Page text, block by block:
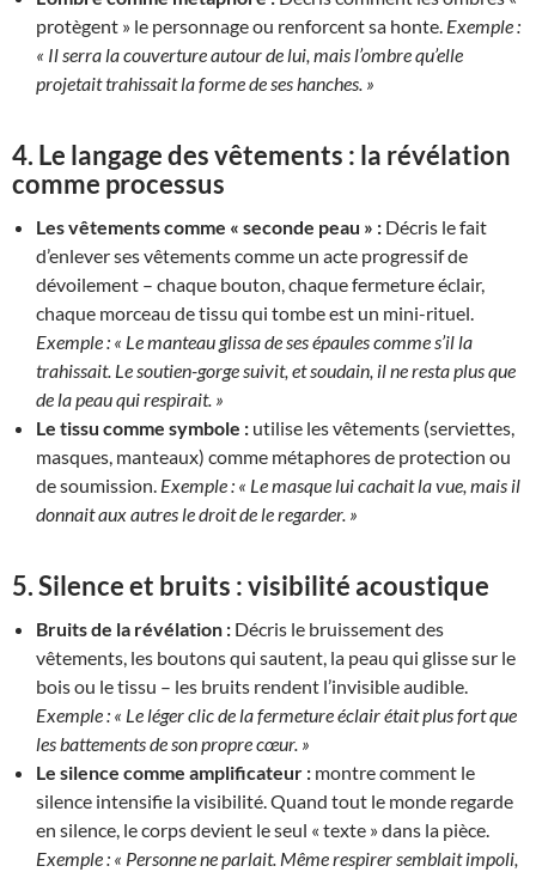
protègent » le personnage ou renforcent sa honte. Exemple :
« Il serra la couverture autour de lui, mais l’ombre qu’elle
projetait trahissait la forme de ses hanches. »
4. Le langage des vêtements : la révélation
comme processus
Les vêtements comme « seconde peau » : Décris le fait
d’enlever ses vêtements comme un acte progressif de
dévoilement – chaque bouton, chaque fermeture éclair,
chaque morceau de tissu qui tombe est un mini-rituel.
Exemple : « Le manteau glissa de ses épaules comme s’il la
trahissait. Le soutien-gorge suivit, et soudain, il ne resta plus que
de la peau qui respirait. »
Le tissu comme symbole : utilise les vêtements (serviettes,
masques, manteaux) comme métaphores de protection ou
de soumission. Exemple : « Le masque lui cachait la vue, mais il
donnait aux autres le droit de le regarder. »
5.Silence et bruits : visibilité acoustique
Bruits de la révélation : Décris le bruissement des
vêtements, les boutons qui sautent, la peau qui glisse sur le
bois ou le tissu – les bruits rendent l’invisible audible.
Exemple : « Le léger clic de la fermeture éclair était plus fort que
les battements de son propre cœur. »
Le silence comme amplificateur : montre comment le
silence intensifie la visibilité. Quand tout le monde regarde
en silence, le corps devient le seul « texte » dans la pièce.
Exemple : « Personne ne parlait. Même respirer semblait impoli,